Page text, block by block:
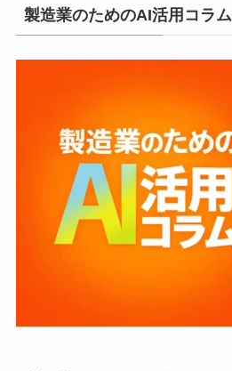
製造業のためのAI活用コラム